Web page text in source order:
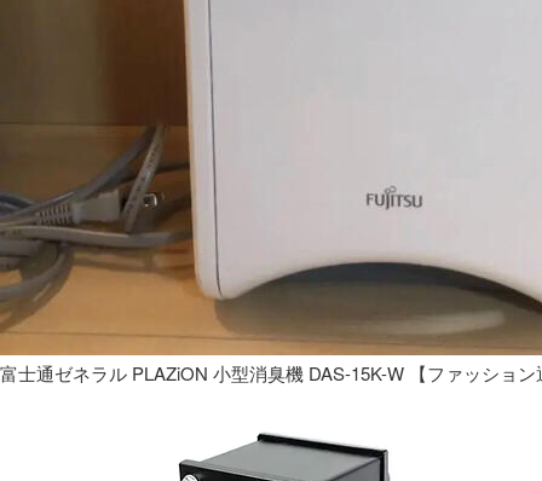
富士通ゼネラル PLAZiON 小型消臭機 DAS-15K-W 【ファッション